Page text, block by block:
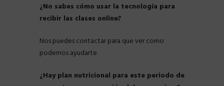
¿No sabes cómo usar la tecnología para
recibir las clases online?
Nos puedes contactar para que ver como
podemos ayudarte
¿Hay plan nutricional para este periodo de